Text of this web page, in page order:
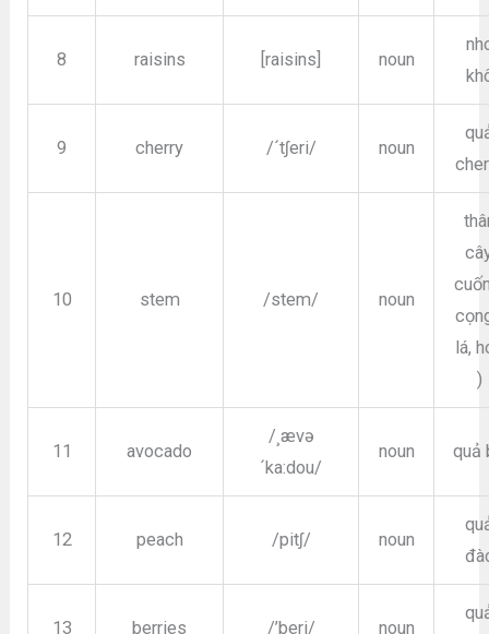
8 raisins [raisins] noun
9 cherry /´tʃeri/ noun
10 stem /stem/ noun
lá,
)
11 avocado
/¸ævə
´ka:dou/
noun quả
12 peach /pitʃ/ noun
13 berries /’beri/ noun